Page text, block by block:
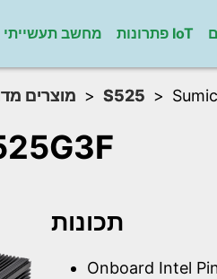
מחשב תעשייתי פתרונות IoT
מוצרים S525
תכונות
Onboard Intel